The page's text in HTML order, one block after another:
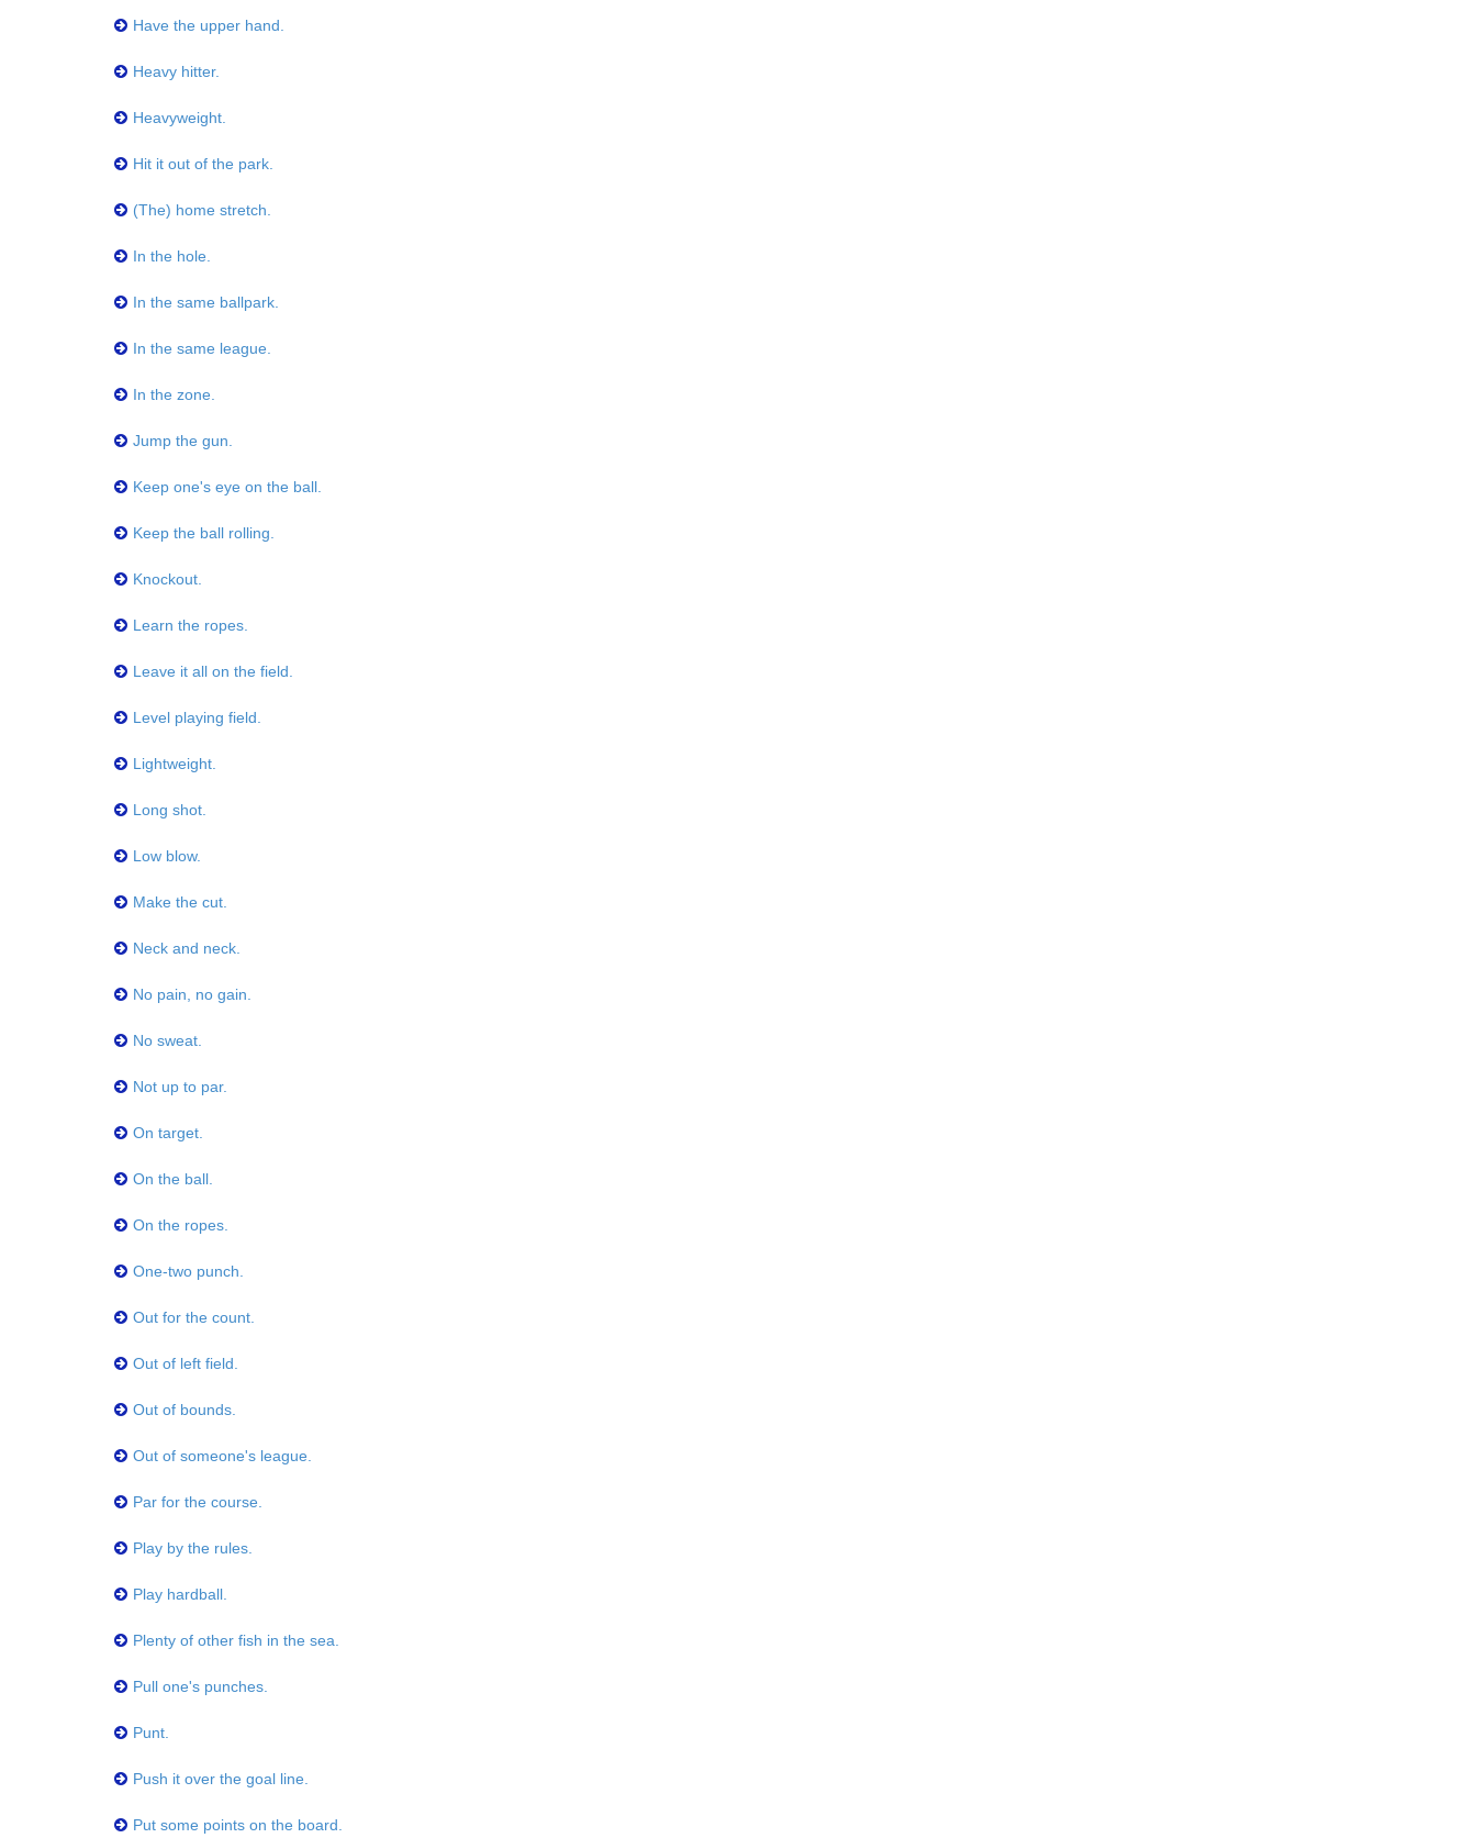
Have the upper hand.
Heavy hitter.
Heavyweight.
Hit it out of the park.
(The) home stretch.
In the hole.
In the same ballpark.
In the same league.
In the zone.
Jump the gun.
Keep one's eye on the ball.
Keep the ball rolling.
Knockout.
Learn the ropes.
Leave it all on the field.
Level playing field.
Lightweight.
Long shot.
Low blow.
Make the cut.
Neck and neck.
No pain, no gain.
No sweat.
Not up to par.
On target.
On the ball.
On the ropes.
One-two punch.
Out for the count.
Out of left field.
Out of bounds.
Out of someone's league.
Par for the course.
Play by the rules.
Play hardball.
Plenty of other fish in the sea.
Pull one's punches.
Punt.
Push it over the goal line.
Put some points on the board.